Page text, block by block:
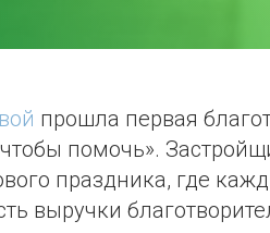
прошла первая
помочь».
праздника, где
выручки